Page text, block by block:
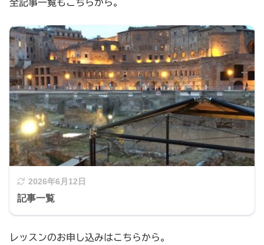
全記事一覧もこちらから。
2026年6月12日
記事一覧
レッスンのお申し込みはこちらから。